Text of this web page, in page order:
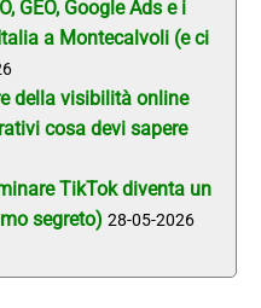
GEO, Google Ads e i
a Montecalvoli (e ci
della visibilità online
cosa devi sapere
TikTok diventa un
segreto) 28-05-2026